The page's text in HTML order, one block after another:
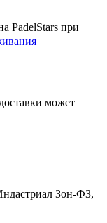
PadelStars при
может
Зон-ФЗ,